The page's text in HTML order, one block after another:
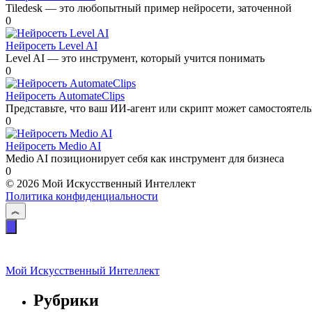
Tiledesk — это любопытный пример нейросети, заточенной
0
Нейросеть Level AI
Level AI — это инструмент, который учится понимать
0
Нейросеть AutomateClips
Представьте, что ваш ИИ-агент или скрипт может
0
Нейросеть Medio AI
Medio AI позиционирует себя как инструмент для бизнеса
0
© 2026 Мой Искусственный Интеллект
Политика конфиденциальности
Мой Искусственный Интеллект
Рубрики